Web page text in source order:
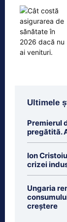
Ultimele
Premierul
pregătită.
Ion
crizei
Ungaria
creștere